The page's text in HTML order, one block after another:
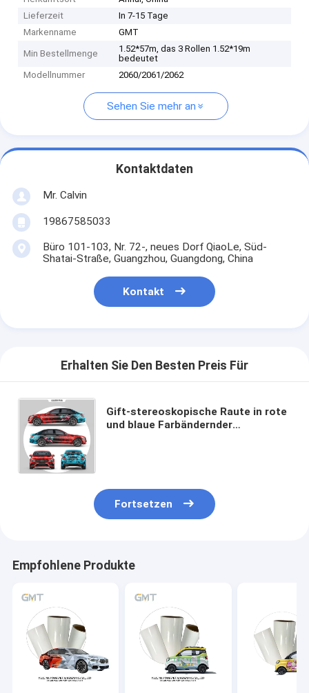
Lieferzeit
In 7-15 Tage
Markenname
GMT
Min Bestellmenge
1.52*57m, das 3 Rollen 1.52*19m
bedeutet
Modellnummer
2060/2061/2062
Sehen Sie mehr an
Kontaktdaten
Mr. Calvin
19867585033
Büro 101-103, Nr. 72-, neues Dorf QiaoLe, Süd-
Shatai-Straße, Guangzhou, Guangdong, China
Kontakt
Erhalten Sie Den Besten Preis Für
Gift-stereoskopische Raute in rote
und blaue Farbändernder
Fortsetzen
Empfohlene Produkte